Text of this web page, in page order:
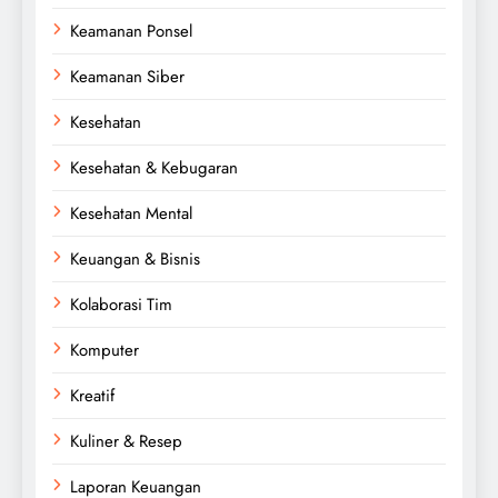
Keamanan Ponsel
Keamanan Siber
Kesehatan
Kesehatan & Kebugaran
Kesehatan Mental
Keuangan & Bisnis
Kolaborasi Tim
Komputer
Kreatif
Kuliner & Resep
Laporan Keuangan